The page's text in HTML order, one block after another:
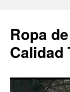
Ropa
Calidad